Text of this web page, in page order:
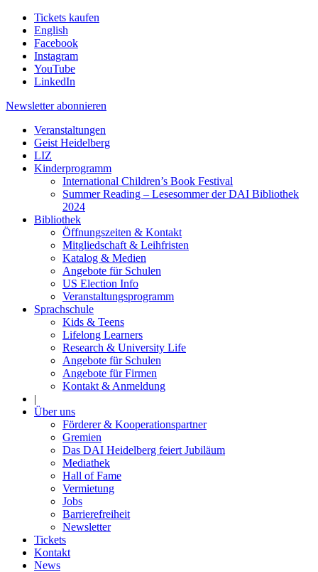
Tickets kaufen
English
Facebook
Instagram
YouTube
LinkedIn
Newsletter abonnieren
Veranstaltungen
Geist Heidelberg
LIZ
Kinderprogramm
International Children’s Book Festival
Summer Reading – Lesesommer der DAI Bibliothek
2024
Bibliothek
Öffnungszeiten & Kontakt
Mitgliedschaft & Leihfristen
Katalog & Medien
Angebote für Schulen
US Election Info
Veranstaltungsprogramm
Sprachschule
Kids & Teens
Lifelong Learners
Research & University Life
Angebote für Schulen
Angebote für Firmen
Kontakt & Anmeldung
|
Über uns
Förderer & Kooperationspartner
Gremien
Das DAI Heidelberg feiert Jubiläum
Mediathek
Hall of Fame
Vermietung
Jobs
Barrierefreiheit
Newsletter
Tickets
Kontakt
News